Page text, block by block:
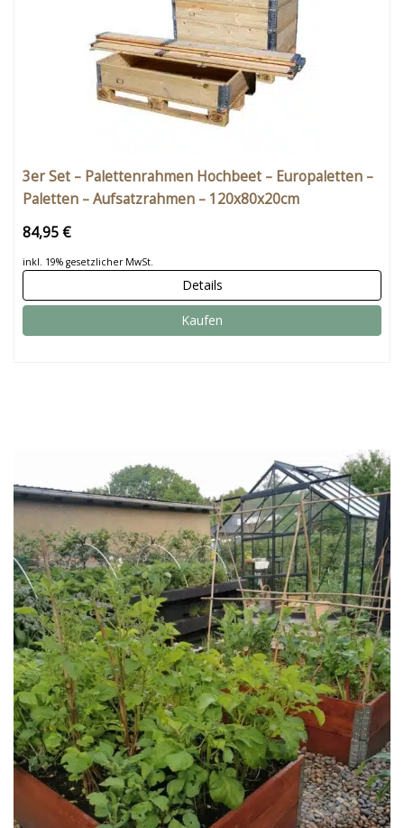
3er Set – Palettenrahmen Hochbeet – Europaletten –
Paletten – Aufsatzrahmen – 120x80x20cm
84,95 €
inkl. 19% gesetzlicher MwSt.
Details
Kaufen